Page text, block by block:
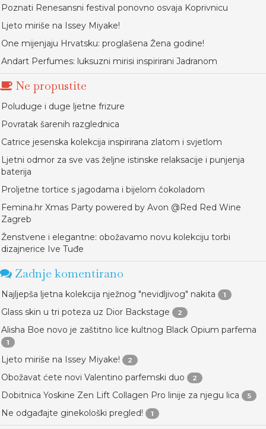
Poznati Renesansni festival ponovno osvaja Koprivnicu
Ljeto miriše na Issey Miyake!
One mijenjaju Hrvatsku: proglašena Žena godine!
Andart Perfumes: luksuzni mirisi inspirirani Jadranom
Ne propustite
Poluduge i duge ljetne frizure
Povratak šarenih razglednica
Catrice jesenska kolekcija inspirirana zlatom i svjetlom
Ljetni odmor za sve vas željne istinske relaksacije i punjenja
baterija
Proljetne tortice s jagodama i bijelom čokoladom
Femina.hr Xmas Party powered by Avon @Red Red Wine
Zagreb
Ženstvene i elegantne: obožavamo novu kolekciju torbi
dizajnerice Ive Tuđe
Zadnje komentirano
Najljepša ljetna kolekcija nježnog "nevidljivog" nakita 1
Glass skin u tri poteza uz Dior Backstage 2
Alisha Boe novo je zaštitno lice kultnog Black Opium parfema
1
Ljeto miriše na Issey Miyake! 2
Obožavat ćete novi Valentino parfemski duo 2
Dobitnica Yoskine Zen Lift Collagen Pro linije za njegu lica 5
Ne odgađajte ginekološki pregled! 1